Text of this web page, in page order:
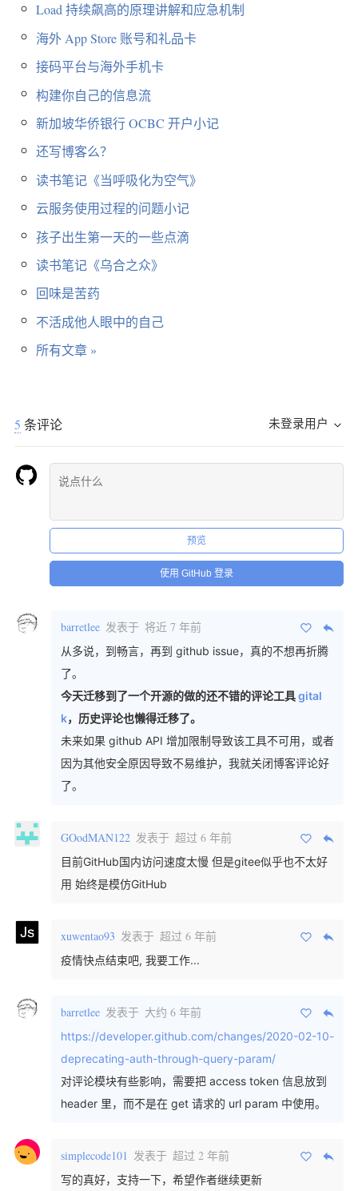
Load 持续飙高的原理讲解和应急机制
海外 App Store 账号和礼品卡
接码平台与海外手机卡
构建你自己的信息流
新加坡华侨银行 OCBC 开户小记
还写博客么？
读书笔记《当呼吸化为空气》
云服务使用过程的问题小记
孩子出生第一天的一些点滴
读书笔记《乌合之众》
回味是苦药
不活成他人眼中的自己
所有文章 »
5 条评论 未登录用户
预览
使用 GitHub 登录
barretlee 发表于 将近 7 年前
从多说，到畅言，再到 github issue，真的不想再折腾
了。
今天迁移到了一个开源的做的还不错的评论工具gital
k，历史评论也懒得迁移了。
未来如果 github API 增加限制导致该工具不可用，或者
因为其他安全原因导致不易维护，我就关闭博客评论好
了。
GOodMAN122 发表于 超过 6 年前
目前GitHub国内访问速度太慢 但是gitee似乎也不太好
用 始终是模仿GitHub
xuwentao93 发表于 超过 6 年前
疫情快点结束吧, 我要工作...
barretlee 发表于 大约 6 年前
https://developer.github.com/changes/2020-02-10-
deprecating-auth-through-query-param/
对评论模块有些影响，需要把 access token 信息放到
header 里，而不是在 get 请求的 url param 中使用。
simplecode101 发表于 超过 2 年前
写的真好，支持一下，希望作者继续更新